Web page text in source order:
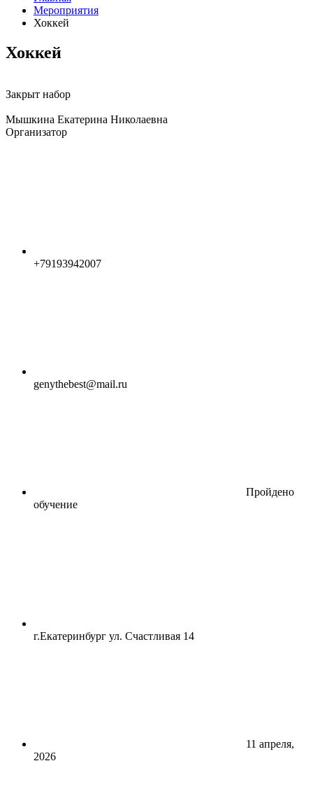
Мероприятия
Хоккей
Хоккей
Закрыт набор
Мышкина Екатерина Николаевна
Организатор
+79193942007
genythebest@mail.ru
Пройдено
обучение
г.Екатеринбург ул. Счастливая 14
11 апреля,
2026